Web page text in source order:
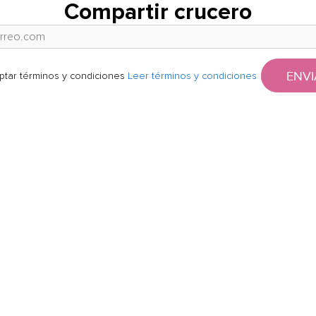
Compartir crucero
términos y condiciones Leer términos y condiciones